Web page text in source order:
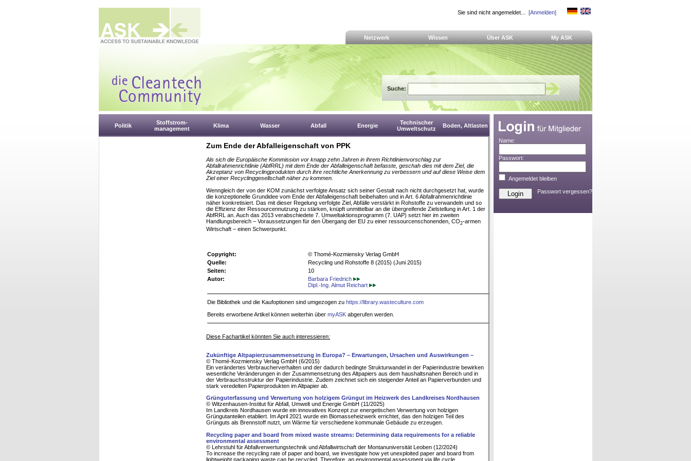
Sie sind nicht angemeldet... [Anmelden]
Netzwerk Wissen Über ASK My ASK
Suche:
Politik
Stoffstrom-
management
Klima Wasser Abfall Energie
Technischer
Umweltschutz
Boden, Altlasten
Zum Ende der Abfalleigenschaft von PPK
Als sich die Europäische Kommission vor knapp zehn Jahren in ihrem Richtlinienvorschlag zur
Abfallrahmenrichtlinie (AbfRRL) mit dem Ende der Abfalleigenschaft befasste, geschah dies mit dem Ziel, die
Akzeptanz von Recyclingprodukten durch ihre rechtliche Anerkennung zu verbessern und auf diese Weise dem
Ziel einer Recyclinggesellschaft näher zu kommen.
Wenngleich der von der KOM zunächst verfolgte Ansatz sich seiner Gestalt nach nicht durchgesetzt hat, wurde
die konzeptionelle Grundidee vom Ende der Abfalleigenschaft beibehalten und in Art. 6 Abfallrahmenrichtlinie
näher konkretisiert. Das mit dieser Regelung verfolgte Ziel, Abfälle verstärkt in Rohstoffe zu verwandeln und so
die Effizienz der Ressourcennutzung zu stärken, knüpft unmittelbar an die übergreifende Zielstellung in Art. 1 der
AbfRRL an. Auch das 2013 verabschiedete 7. Umweltaktionsprogramm (7. UAP) setzt hier im zweiten
Handlungsbereich – Voraussetzungen für den Übergang der EU zu einer ressourcenschonenden, CO2-armen
Wirtschaft – einen Schwerpunkt.
Copyright:
© Thomé-Kozmiensky Verlag GmbH
Quelle:
Recycling und Rohstoffe 8 (2015) (Juni 2015)
Seiten:
10
Autor:
Barbara Friedrich
Dipl.-Ing. Almut Reichart
Die Bibliothek und die Kaufoptionen sind umgezogen zu https://library.wasteculture.com
Bereits erworbene Artikel können weiterhin über myASK abgerufen werden.
Diese Fachartikel könnten Sie auch interessieren:
Zukünftige Altpapierzusammensetzung in Europa? – Erwartungen, Ursachen und Auswirkungen –
© Thomé-Kozmiensky Verlag GmbH (6/2015)
Ein verändertes Verbraucherverhalten und der dadurch bedingte Strukturwandel in der Papierindustrie bewirken
wesentliche Veränderungen in der Zusammensetzung des Altpapiers aus dem haushaltsnahen Bereich und in
der Verbrauchsstruktur der Papierindustrie. Zudem zeichnet sich ein steigender Anteil an Papierverbunden und
stark veredelten Papierprodukten im Altpapier ab.
Grünguterfassung und Verwertung von holzigem Grüngut im Heizwerk des Landkreises Nordhausen
© Witzenhausen-Institut für Abfall, Umwelt und Energie GmbH (11/2025)
Im Landkreis Nordhausen wurde ein innovatives Konzept zur energetischen Verwertung von holzigen
Grüngutanteilen etabliert. Im April 2021 wurde ein Biomasseheizwerk errichtet, das den holzigen Teil des
Grünguts als Brennstoff nutzt, um Wärme für verschiedene kommunale Gebäude zu erzeugen.
Recycling paper and board from mixed waste streams: Determining data requirements for a reliable
environmental assessment
© Lehrstuhl für Abfallverwertungstechnik und Abfallwirtschaft der Montanuniversität Leoben (12/2024)
To increase the recycling rate of paper and board, we investigate how yet unexploited paper and board from
lightweight packaging waste can be recycled. Therefore, an environmental assessment via life cycle
Name:
Passwort:
Angemeldet bleiben
Passwort vergessen?